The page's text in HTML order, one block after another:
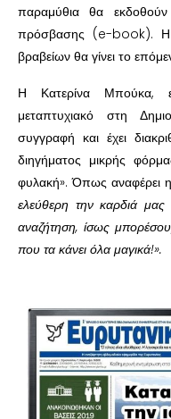
παραμύθια θα
πρόσβασης (e-book). Η
βραβείων θα γίνει το
Η Κατερίνα Μπούκα,
μεταπτυχιακό στη
συγγραφή και έχει
διηγήματος μικρής
φυλακή». Όπως αναφέρει
ελεύθερη την καρδιά
αναζήτηση, ίσως
που τα κάνει όλα μαγικά!».